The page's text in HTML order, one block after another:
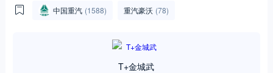
中国重汽 (1588) 重汽豪沃 (78)
T+金城武